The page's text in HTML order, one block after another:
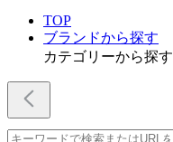
TOP
ブランドから探す
カテゴリーから探す